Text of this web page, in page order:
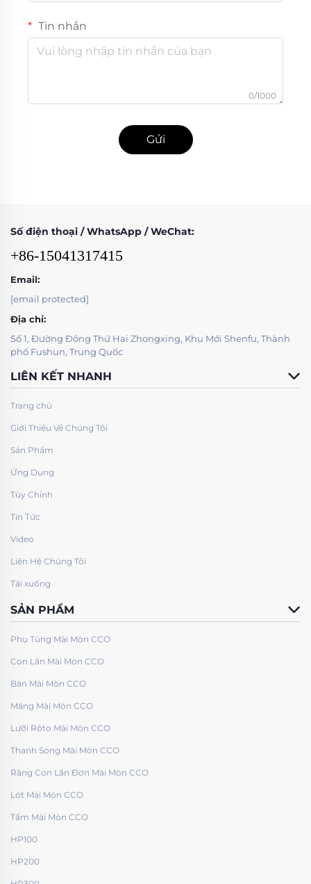
Tin nhắn
0/1000
Gửi
Số điện thoại / WhatsApp / WeChat:
+86-15041317415
Email:
[email protected]
Địa chỉ:
Số 1, Đường Đông Thứ Hai Zhongxing, Khu Mới Shenfu, Thành
phố Fushun, Trung Quốc
LIÊN KẾT NHANH
Trang chủ
Giới Thiệu Về Chúng Tôi
Sản Phẩm
Ứng Dụng
Tùy Chỉnh
Tin Tức
Video
Liên Hệ Chúng Tôi
Tải xuống
SẢN PHẨM
Phụ Tùng Mài Mòn CCO
Con Lăn Mài Mòn CCO
Bàn Mài Mòn CCO
Máng Mài Mòn CCO
Lưỡi Rôto Mài Mòn CCO
Thanh Song Mài Mòn CCO
Răng Con Lăn Đơn Mài Mòn CCO
Lót Mài Mòn CCO
Tấm Mài Mòn CCO
HP100
HP200